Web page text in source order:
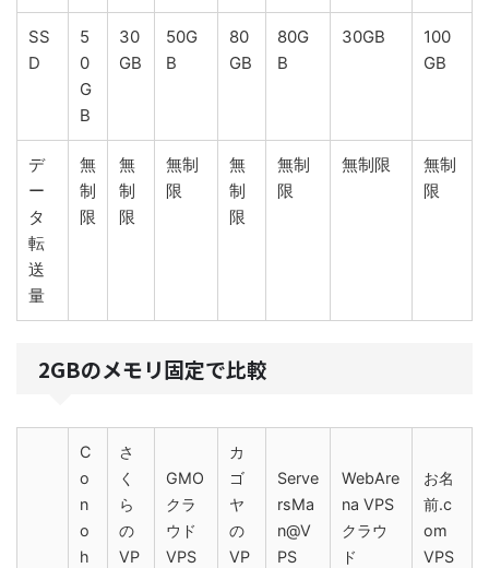
SS
D
5
0
G
B
30
GB
50G
B
80
GB
80G
B
30GB
100
GB
デ
ー
タ
転
送
量
無
制
限
無
制
限
無制
限
無
制
限
無制
限
無制限
無制
限
2GBのメモリ固定で比較
C
o
n
o
h
さ
く
ら
の
VP
GMO
クラ
ウド
VPS
カ
ゴ
ヤ
の
VP
Serve
rsMa
n@V
PS
WebAre
na VPS
クラウ
ド
お名
前.c
om
VPS